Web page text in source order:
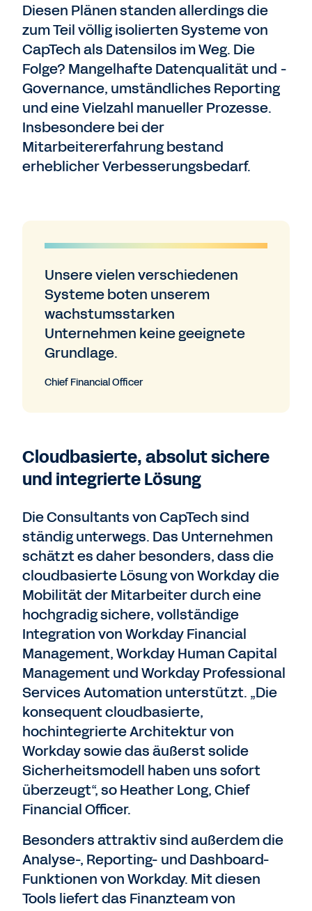
Diesen Plänen standen allerdings die
zum Teil völlig isolierten Systeme von
CapTech als Datensilos im Weg. Die
Folge? Mangelhafte Datenqualität und -
Governance, umständliches Reporting
und eine Vielzahl manueller Prozesse.
Insbesondere bei der
Mitarbeitererfahrung bestand
erheblicher Verbesserungsbedarf.
Unsere vielen verschiedenen
Systeme boten unserem
wachstumsstarken
Unternehmen keine geeignete
Grundlage.
Chief Financial Officer
Cloudbasierte, absolut sichere
und integrierte Lösung
Die Consultants von CapTech sind
ständig unterwegs. Das Unternehmen
schätzt es daher besonders, dass die
cloudbasierte Lösung von Workday die
Mobilität der Mitarbeiter durch eine
hochgradig sichere, vollständige
Integration von Workday Financial
Management, Workday Human Capital
Management und Workday Professional
Services Automation unterstützt. „Die
konsequent cloudbasierte,
hochintegrierte Architektur von
Workday sowie das äußerst solide
Sicherheitsmodell haben uns sofort
überzeugt“, so Heather Long, Chief
Financial Officer.
Besonders attraktiv sind außerdem die
Analyse-, Reporting- und Dashboard-
Funktionen von Workday. Mit diesen
Tools liefert das Finanzteam von